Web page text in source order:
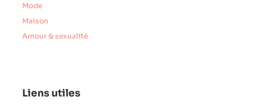
Mode
Maison
Amour & sexualité
Liens utiles